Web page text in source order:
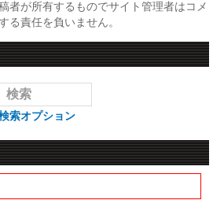
者が所有するものでサイト管理者はコメ
る責任を負いません。
索オプション